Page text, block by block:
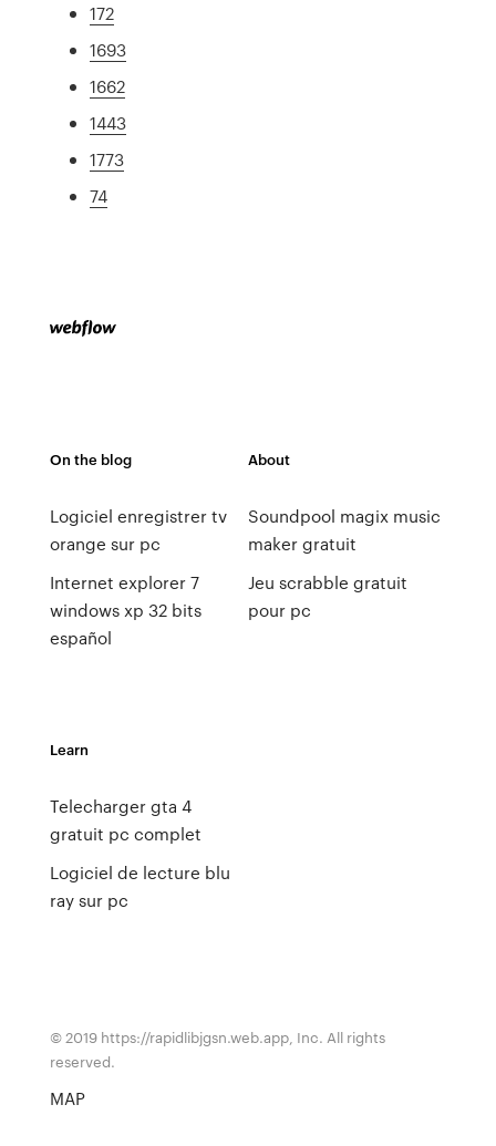
172
1693
1662
1443
1773
74
On the blog
Logiciel enregistrer tv
orange sur pc
Internet explorer 7
windows xp 32 bits
español
About
Soundpool magix music
maker gratuit
Jeu scrabble gratuit
pour pc
Learn
Telecharger gta 4
gratuit pc complet
Logiciel de lecture blu
ray sur pc
© 2019 https://rapidlibjgsn.web.app, Inc. All rights
reserved.
MAP